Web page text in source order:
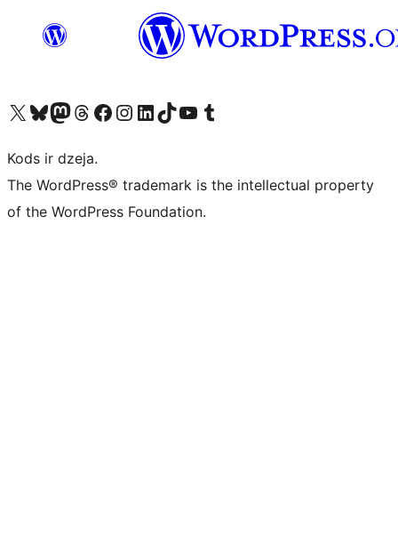
Apmeklējiet mūsu X (agrāk Twitter) kontu
Apmeklējiet mūsu Bluesky kontu
Apmeklējiet mūsu Mastodon kontu
Apmeklējiet mūsu Threads kontu
Apmeklējiet mūsu Facebook lapuApmeklējiet mūsu Instagram kontu
Apmeklējiet mūsu LinkedIn kontu
Apmeklējiet mūsu TikTok kontu
Apmeklējiet mūsu YouTube kanālu
Apmeklējiet mūsu Tumblr kontu
Kods ir dzeja.
The WordPress® trademark is the intellectual property
of the WordPress Foundation.